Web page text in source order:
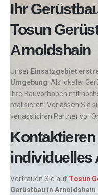
Ihr
Tosun
Arnoldshain
Unser Einsatzgebiet
Umgebung . Als lokaler
Ihre Bauvorhaben mit
realisieren. Verlassen Sie
verlässlichen Partner vor
individuelles
Vertrauen Sie auf Tosun
Gerüstbau in Arnoldshain